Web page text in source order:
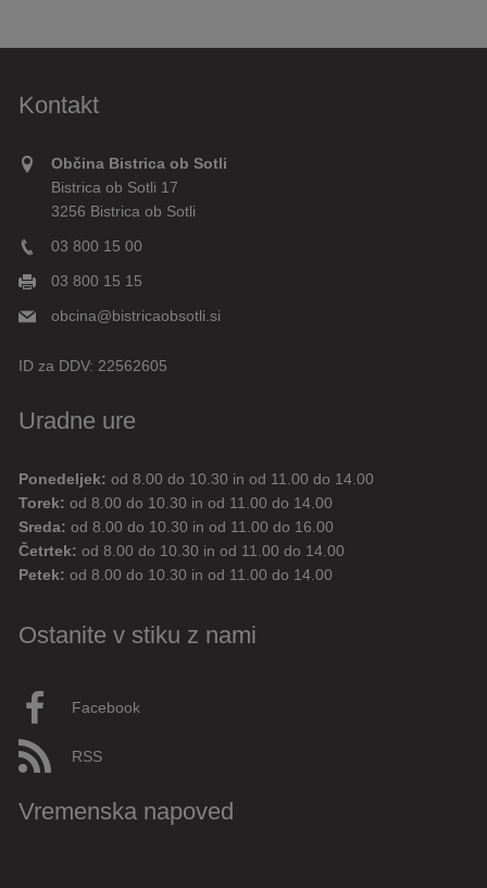
Kontakt
Občina Bistrica ob Sotli
Bistrica ob Sotli 17
3256 Bistrica ob Sotli
03 800 15 00
03 800 15 15
obcina@bistricaobsotli.si
ID za DDV: 22562605
Uradne ure
Ponedeljek: od 8.00 do 10.30 in od 11.00 do 14.00
Torek: od 8.00 do 10.30 in od 11.00 do 14.00
Sreda: od 8.00 do 10.30 in od 11.00 do 16.00
Četrtek: od 8.00 do 10.30 in od 11.00 do 14.00
Petek: od 8.00 do 10.30 in od 11.00 do 14.00
Ostanite v stiku z nami
Facebook
RSS
Vremenska napoved
Digitalni pomočnik
Aktualne novice Aktualne cestne zapore
Dovolilnice za parkiranje